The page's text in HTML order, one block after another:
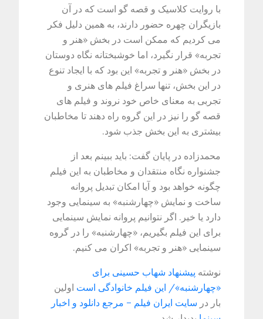
با روایت کلاسیک و قصه گو است که در آن
بازیگران چهره حضور دارند، به همین دلیل فکر
می کردیم که ممکن است در بخش «هنر و
تجربه» قرار نگیرد، اما خوشبختانه نگاه دوستان
در بخش «هنر و تجربه» این بود که با ایجاد تنوع
در این بخش، تنها سراغ فیلم های هنری و
تجربی به معنای خاص خود نروند و فیلم های
قصه گو را نیز در این گروه راه دهند تا مخاطبان
بیشتری به این بخش جذب شود.
محمدزاده در پایان گفت: باید ببینم بعد از
جشنواره نگاه منتقدان و مخاطبان به این فیلم
چگونه خواهد بود و آیا امکان تبدیل پروانه
ساخت و نمایش «چهارشنبه» به سینمایی وجود
دارد یا خیر. اگر نتوانیم پروانه نمایش سینمایی
برای این فیلم بگیریم، «چهارشنبه» را در گروه
سینمایی «هنر و تجربه» اکران می کنیم.
نوشته پیشنهاد شهاب حسینی برای
«چهارشنبه»/ این فیلم خانوادگی است اولین
بار در سایت ایران فیلم – مرجع دانلود و اخبار